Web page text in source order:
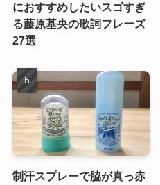
におすすめしたいスゴすぎ
る藤原基央の歌詞フレーズ
27選
制汗スプレーで脇が真っ赤